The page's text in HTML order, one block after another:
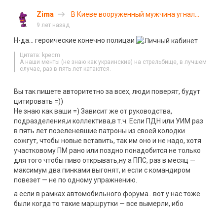
Zima
В Киеве вооруженный мужчина угнал
9 лет назад
Н-да… героические конечно полицаи
Цитата: kpecm
А наши менты (не знаю как украинские) на стрельбище, в лучшем
случае, раз в пять лет катаются.
Вы так пишете авторитетно за всех, люди поверят, будут
цитировать =))
Не знаю как ваши =) Зависит же от руководства,
подразделения,и коллектива,в т.ч. Если ПДН или УИМ раз
в пять лет позеленевшие патроны из своей колодки
сожгут, чтобы новые вставить, так им оно и не надо, хотя
участковому ПМ рано или поздно понадобится не только
для того чтобы пиво открывать,ну а ППС, раз в месяц —
максимум два пинками выгонят, и если с командиром
повезет — не по одному упражнению.
а если в рамках автомобильного форума…вот у нас тоже
были когда то такие маршрутки — все вымерли, ибо